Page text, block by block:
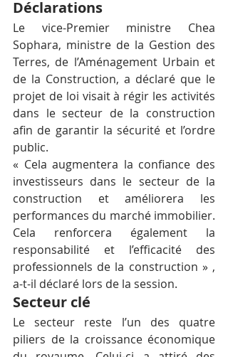
Déclarations
Le vice-Premier ministre Chea
Sophara, ministre de la Gestion des
Terres, de l’Aménagement Urbain et
de la Construction, a déclaré que le
projet de loi visait à régir les activités
dans le secteur de la construction
afin de garantir la sécurité et l’ordre
public.
« Cela augmentera la confiance des
investisseurs dans le secteur de la
construction et améliorera les
performances du marché immobilier.
Cela renforcera également la
responsabilité et l’efficacité des
professionnels de la construction » ,
a-t-il déclaré lors de la session.
Secteur clé
Le secteur reste l’un des quatre
piliers de la croissance économique